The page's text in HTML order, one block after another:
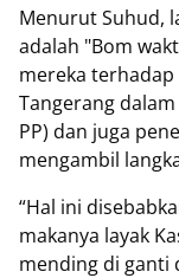
Menurut Suhud,
adalah "Bom
mereka
Tangerang
PP) dan juga
mengambil
“Hal ini
makanya layak
mending di ganti